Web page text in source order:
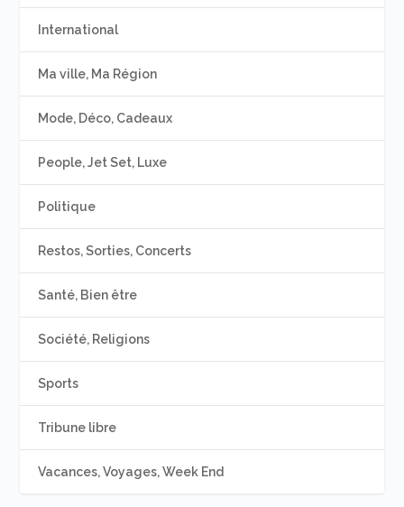
International
Ma ville, Ma Région
Mode, Déco, Cadeaux
People, Jet Set, Luxe
Politique
Restos, Sorties, Concerts
Santé, Bien être
Société, Religions
Sports
Tribune libre
Vacances, Voyages, Week End